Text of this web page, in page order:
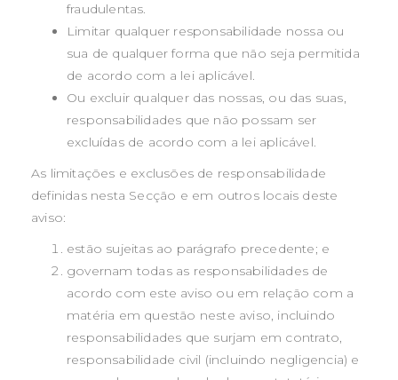
fraudulentas.
Limitar qualquer responsabilidade nossa ou
sua de qualquer forma que não seja permitida
de acordo com a lei aplicável.
Ou excluir qualquer das nossas, ou das suas,
responsabilidades que não possam ser
excluídas de acordo com a lei aplicável.
As limitações e exclusões de responsabilidade
definidas nesta Secção e em outros locais deste
aviso:
estão sujeitas ao parágrafo precedente; e
governam todas as responsabilidades de
acordo com este aviso ou em relação com a
matéria em questão neste aviso, incluindo
responsabilidades que surjam em contrato,
responsabilidade civil (incluindo negligencia) e